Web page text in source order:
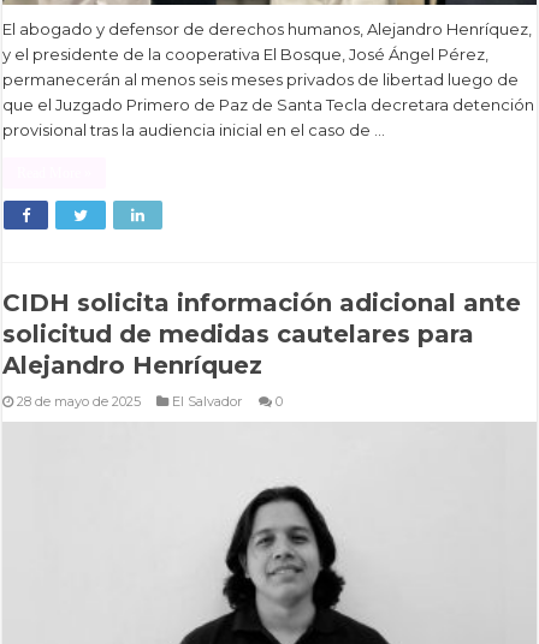
El abogado y defensor de derechos humanos, Alejandro Henríquez,
y el presidente de la cooperativa El Bosque, José Ángel Pérez,
permanecerán al menos seis meses privados de libertad luego de
que el Juzgado Primero de Paz de Santa Tecla decretara detención
provisional tras la audiencia inicial en el caso de …
CIDH solicita información adicional ante
solicitud de medidas cautelares para
Alejandro Henríquez
28 de mayo de 2025 El Salvador 0